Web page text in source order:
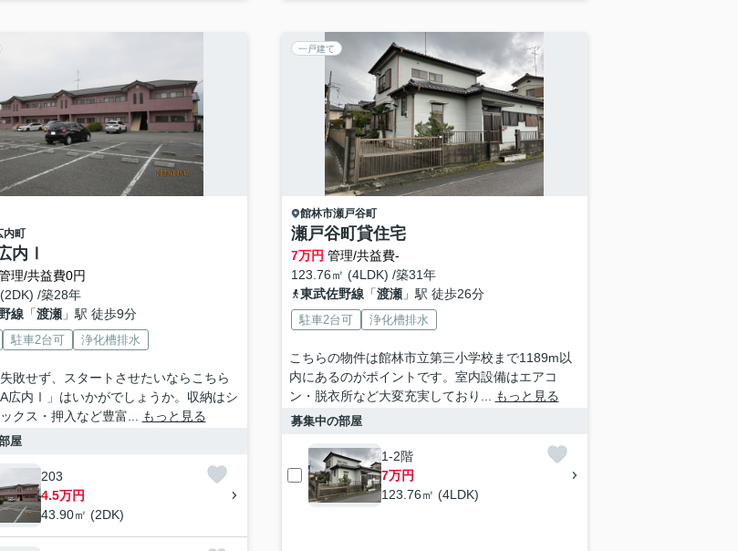
内町
内Ⅰ
理/共益費0円
/築28年
線「渡瀬」駅 徒歩9分
駐車2台可 浄化槽排水
敗せず、スタートさせたいならこちら
広内Ⅰ」はいかがでしょうか。収納はシ
クス・押入など豊富...
もっと見る
屋
203
4.5万円
43.90㎡ (2DK)
一戸建て
館林市瀬戸谷町
瀬戸谷町貸住宅
7万円 管理/共益費-
123.76㎡ (4LDK) /築31年
東武佐野線「渡瀬」駅 徒歩26分
駐車2台可 浄化槽排水
こちらの物件は館林市立第三小学校まで1189m以
内にあるのがポイントです。室内設備はエアコ
ン・脱衣所など大変充実しており...
もっと見る
募集中の部屋
1-2階
7万円
123.76㎡ (4LDK)